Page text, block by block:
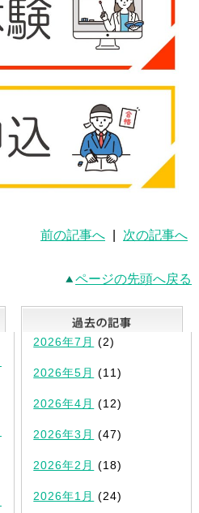
前の記事へ 次の記事へ
ページの先頭へ戻る
最新記事一覧
2026年7月 (2)
2026年5月 (11)
2026年4月 (12)
2026年3月 (47)
2026年2月 (18)
2026年1月 (24)